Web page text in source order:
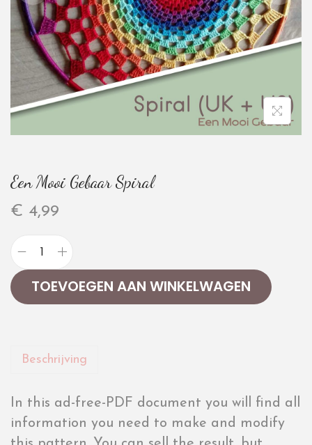
Een Mooi Gebaar Spiral
€ 4,99
TOEVOEGEN AAN WINKELWAGEN
Beschrijving
In this ad-free-PDF document you will find all
information you need to make and modify